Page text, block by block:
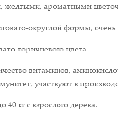
желтыми, ароматными
округлой формы, очень
коричневого цвета.
витаминов,
участвуют в
кг с взрослого дерева.